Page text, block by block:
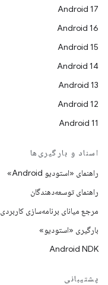
Android 17
Android 16
Android 15
Android 14
Android 13
Android 12
Android 11
اسناد و بارگیری‌ها
راهنمای «استودیو Android»
راهنمای توسعه‌دهندگان
مرجع میانای برنامه‌سازی کاربردی
بارگیری «استودیو»
Android NDK
پشتیبانی